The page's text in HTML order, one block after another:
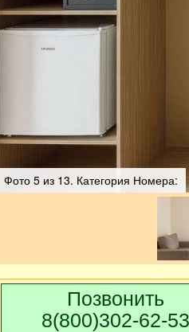
Фото 5 из 13. Категория Номера:
Позвонить
8(800)302-62-53